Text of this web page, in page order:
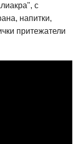
с
напитки,
притежатели